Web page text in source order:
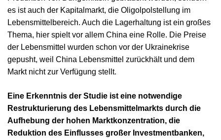
es ist auch der Kapitalmarkt, die Oligolpolstellung im
Lebensmittelbereich. Auch die Lagerhaltung ist ein großes
Thema, hier spielt vor allem China eine Rolle. Die Preise
der Lebensmittel wurden schon vor der Ukrainekrise
gepusht, weil China Lebensmittel zurückhält und dem
Markt nicht zur Verfügung stellt.
Eine Erkenntnis der Studie ist eine notwendige
Restrukturierung des Lebensmittelmarkts durch die
Aufhebung der hohen Marktkonzentration, die
Reduktion des Einflusses großer Investmentbanken,